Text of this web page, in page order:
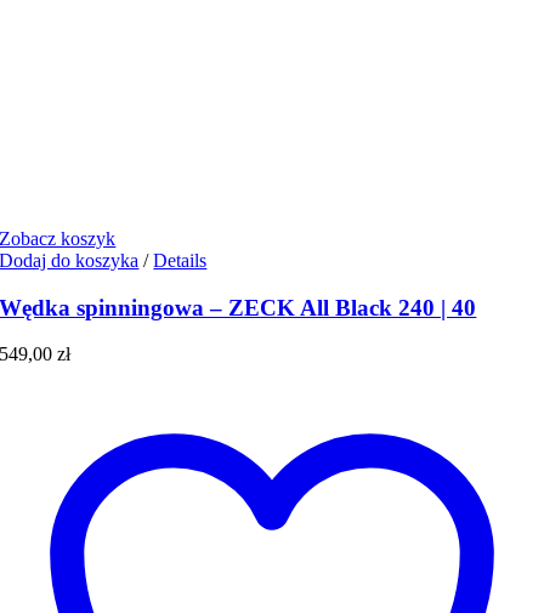
Zobacz koszyk
Dodaj do koszyka / Details
Wędka spinningowa – ZECK All Black 240 | 40
549,00zł